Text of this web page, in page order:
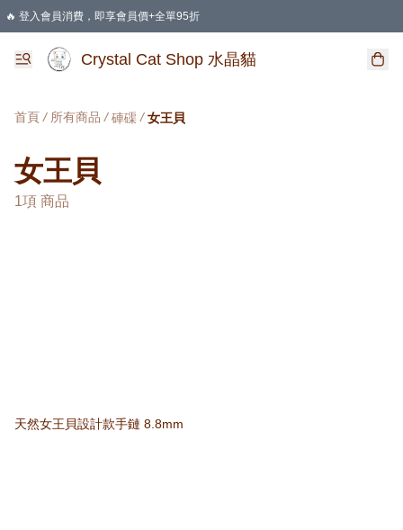
🔥 登入會員消費，即享會員價+全單95折
🛍️ 購物滿HKD 400 即享免運費優惠
Crystal Cat Shop 水晶貓
首頁 / 所有商品 / 硨磲 / 女王貝
女王貝
1項 商品
天然女王貝設計款手鏈 8.8mm